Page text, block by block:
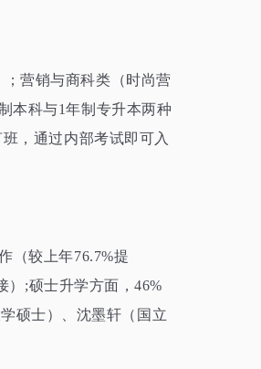
营销与商科类（时尚营
本科与1年制专升本两种
，通过内部考试即可入
（较上年76.7%提
）;硕士升学方面，46%
硕士）、沈墨轩（国立